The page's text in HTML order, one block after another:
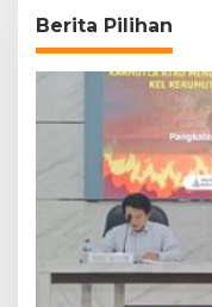
Berita Pilihan